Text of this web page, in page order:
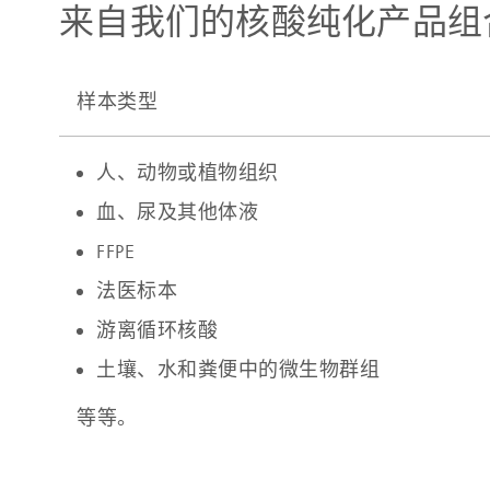
来自我们的核酸纯化产品